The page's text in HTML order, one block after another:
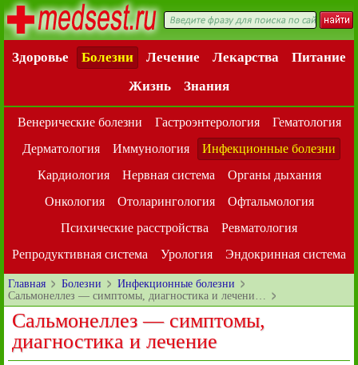
Здоровье Болезни Лечение Лекарства
Питание
Жизнь
Знания
Венерические болезни Гастроэнтерология
Гематология
Дерматология
Иммунология
Инфекционные болезни
Кардиология
Нервная система
Органы дыхания
Онкология
Отоларингология
Офтальмология
Психические расстройства
Ревматология
Репродуктивная система
Урология Эндокринная система
Главная Болезни
Инфекционные болезни
Сальмонеллез — симптомы, диагностика и лечени…
Сальмонеллез — симптомы,
диагностика и лечение